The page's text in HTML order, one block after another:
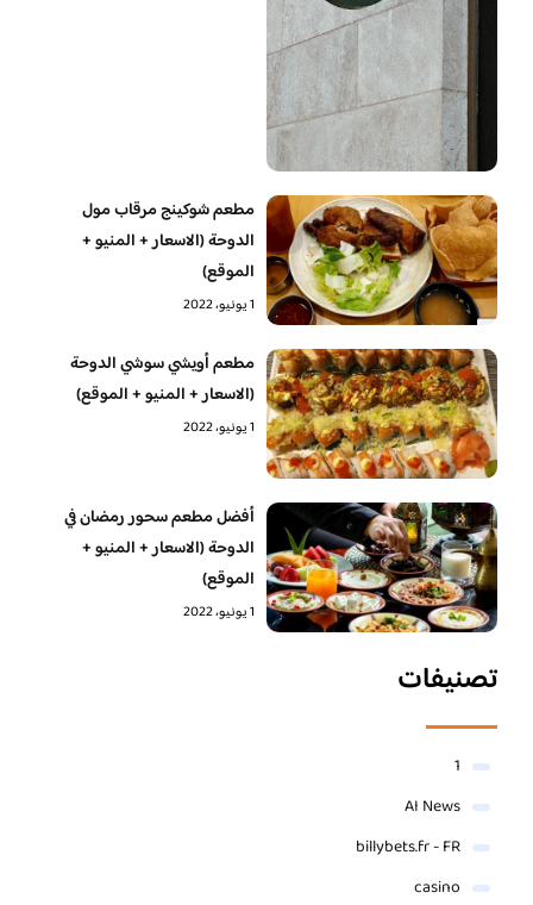
مطعم شوكينج مرقاب مول
الدوحة (الاسعار + المنيو +
الموقع)
1 يونيو، 2022
مطعم أويشي سوشي الدوحة
(الاسعار + المنيو + الموقع)
1 يونيو، 2022
أفضل مطعم سحور رمضان في
الدوحة (الاسعار + المنيو +
الموقع)
1 يونيو، 2022
تصنيفات
1
AI News
billybets.fr - FR
casino